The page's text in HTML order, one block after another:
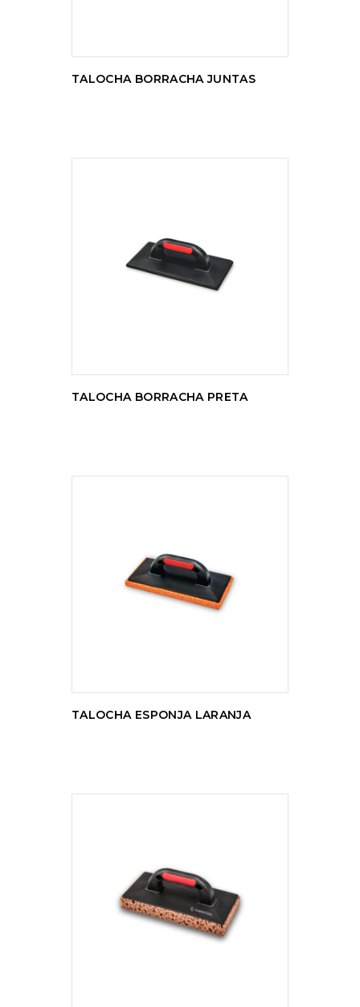
TALOCHA BORRACHA JUNTAS
LER MAIS
TALOCHA BORRACHA PRETA
LER MAIS
TALOCHA ESPONJA LARANJA
LER MAIS